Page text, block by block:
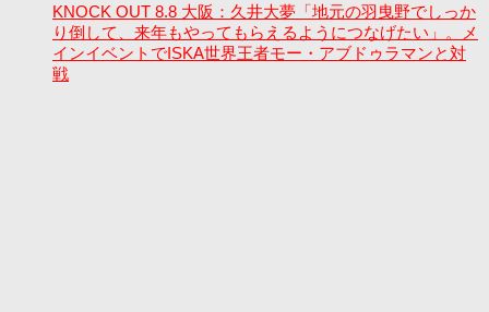
KNOCK OUT 8.8 大阪：久井大夢「地元の羽曳野でしっか
り倒して、来年もやってもらえるようにつなげたい」。メ
インイベントでISKA世界王者モー・アブドゥラマンと対
戦